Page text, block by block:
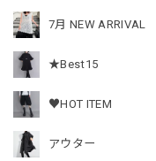
7月 NEW ARRIVAL
★Best15
♥HOT ITEM
アウター